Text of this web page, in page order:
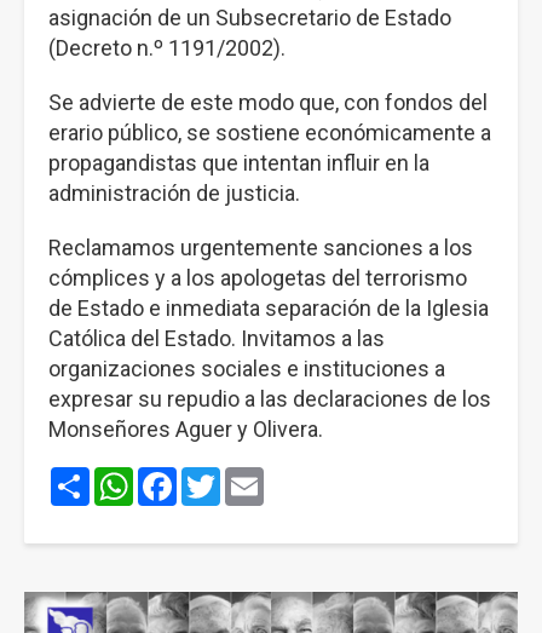
asignación de un Subsecretario de Estado
(Decreto n.º 1191/2002).
Se advierte de este modo que, con fondos del
erario público, se sostiene económicamente a
propagandistas que intentan influir en la
administración de justicia.
Reclamamos urgentemente sanciones a los
cómplices y a los apologetas del terrorismo
de Estado e inmediata separación de la Iglesia
Católica del Estado. Invitamos a las
organizaciones sociales e instituciones a
expresar su repudio a las declaraciones de los
Monseñores Aguer y Olivera.
ShareWhatsApp
Facebook
Twitter